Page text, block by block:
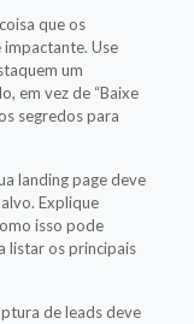
que os
Use
um
em vez de “Baixe
segredos para
landing page deve
Explique
isso pode
listar os principais
de leads deve